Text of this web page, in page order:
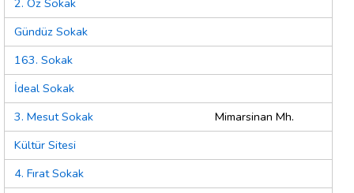
2. Öz Sokak
Gündüz Sokak
163. Sokak
İdeal Sokak
3. Mesut Sokak
Mimarsinan Mh.
Kültür Sitesi
4. Fırat Sokak